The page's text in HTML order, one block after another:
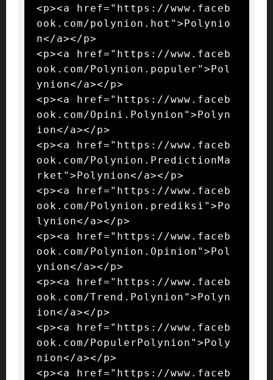
<p><a href="https://www.faceb
ook.com/polynion.hot">Polynio
n</a></p>
<p><a href="https://www.faceb
ook.com/Polynion.populer">Pol
ynion</a></p>
<p><a href="https://www.faceb
ook.com/Opini.Polynion">Polyn
ion</a></p>
<p><a href="https://www.faceb
ook.com/Polynion.PredictionMa
rket">Polynion</a></p>
<p><a href="https://www.faceb
ook.com/Polynion.prediksi">Po
lynion</a></p>
<p><a href="https://www.faceb
ook.com/Polynion.Opinion">Pol
ynion</a></p>
<p><a href="https://www.faceb
ook.com/Trend.Polynion">Polyn
ion</a></p>
<p><a href="https://www.faceb
ook.com/PopulerPolynion">Poly
nion</a></p>
<p><a href="https://www.faceb